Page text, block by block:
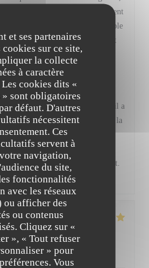
et ses partenaires
sur ce site,
la collecte
à caractère
cookies dits «
» sont obligatoires
défaut. D'autres
nécessitent
Ces
servent à
navigation,
du site,
fonctionnalités
avec les réseaux
ou afficher des
ou contenus
Cliquez sur «
», « Tout refuser
» pour
Vous
des assaisonnements parfaitement
qui témoigne d’un véritable
je recommande sans hésitation et
avis
infiniment pour ces mots si
au cœur. Savoir que chaque détail a
un souvenir mémorable est la
toute notre équipe, et nous
à Baptiste, notre
de vous retrouver prochainement.
de Virtus
2
Cuisine: 5/5 Qualité / Prix